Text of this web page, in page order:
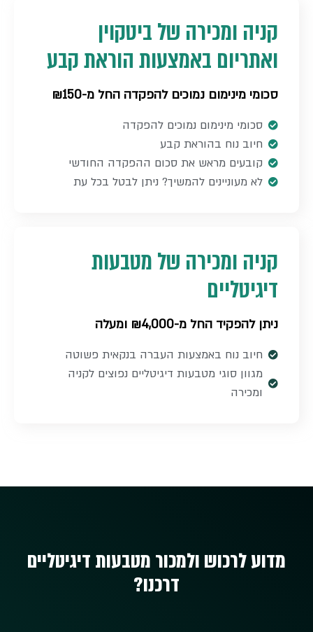
קניה ומכירה של ביטקוין
ואתריום באמצעות הוראת קבע
סכומי מינימום נמוכים להפקדה החל מ-₪150
סכומי מינימום נמוכים להפקדה​
חיוב נוח בהוראת קבע​
קובעים מראש את סכום ההפקדה החודשי
לא מעוניינים להמשיך? ניתן לבטל בכל עת
קניה ומכירה של מטבעות
דיגיטליים​
ניתן להפקיד החל מ-₪4,000 ומעלה
חיוב נוח באמצעות העברה בנקאית פשוטה​
מגוון סוגי מטבעות דיגיטליים נפוצים לקניה
ומכירה
מדוע לרכוש ולמכור מטבעות דיגיטליים
דרכנו?